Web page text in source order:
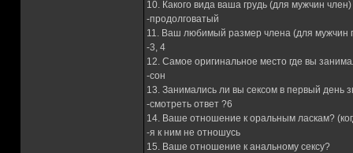
10. Какого вида ваша грудь (для мужчин член)
-продолговатый
11. Ваш любимый размер члена (для мужчин
-3, 4
12. Самое оригинальное место где вы
-сон
13. Занимались ли вы сексом в первый день
-смотреть ответ ?6
14. Ваше отношение к оральным ласкам?
-я к ним не отношусь
15. Ваше отношение к анальному сексу?